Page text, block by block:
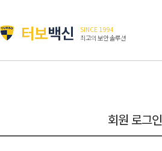
터보백신
SINCE 1994
최고의 보안 솔루션
회원 로그인